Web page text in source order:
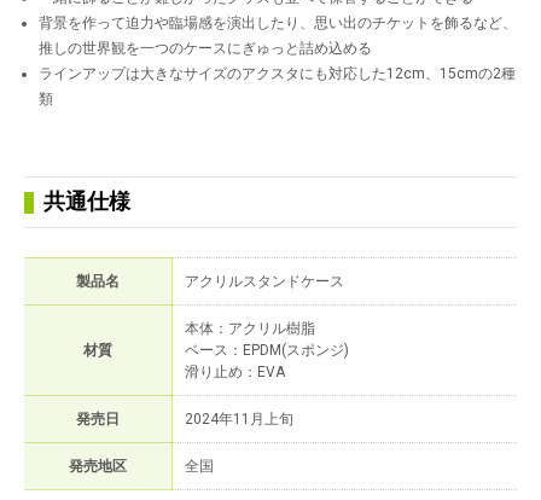
背景を作って迫力や臨場感を演出したり、思い出のチケットを飾るなど、
推しの世界観を一つのケースにぎゅっと詰め込める
ラインアップは大きなサイズのアクスタにも対応した12cm、15cmの2種
類
共通仕様
製品名 アクリルスタンドケース
材質
本体：アクリル樹脂
ベース：EPDM(スポンジ)
滑り止め：EVA
発売日 2024年11月上旬
発売地区 全国